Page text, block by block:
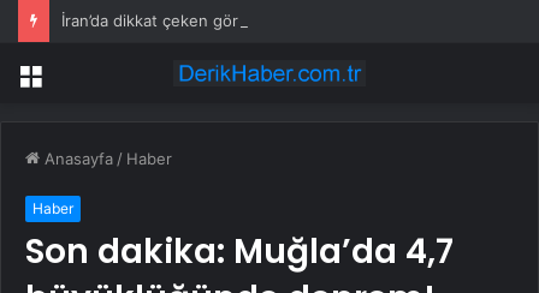
Menü
Anasayfa / Haber
Haber
Son dakika: Muğla’da 4,7